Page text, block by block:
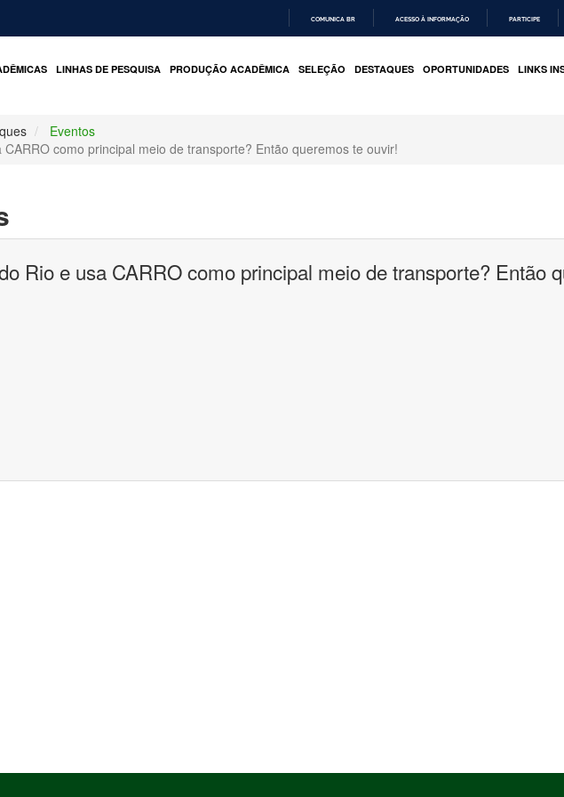
O
COMUNICA BR ACESSO À INFORMAÇÃO PARTICIPE
LINHAS DE PESQUISA PRODUÇÃO ACADÊMICA SELEÇÃO DESTAQUES OPORTUNIDADES LINKS
Eventos
como principal meio de transporte? Então queremos te ouvir!
Rio e usa CARRO como principal meio de transporte? Então